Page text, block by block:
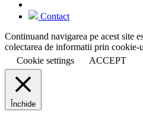
Contact
Continuand navigarea pe acest site
colectarea de informatii prin cookie-
Cookie settings
ACCEPT
Închide